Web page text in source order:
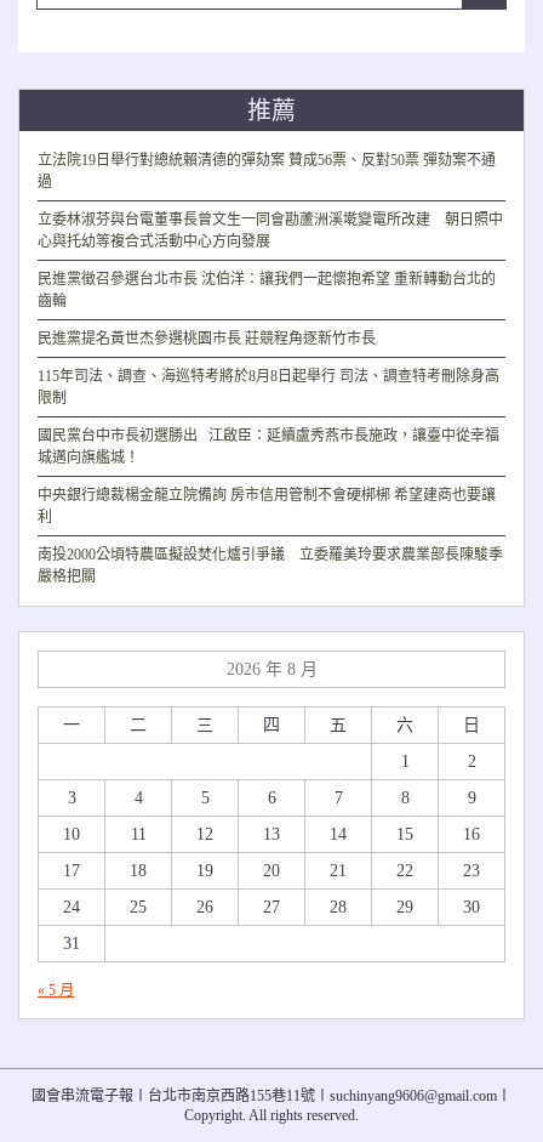
推薦
立法院19日舉行對總統賴清德的彈劾案 贊成56票、反對50票 彈劾案不通
過
立委林淑芬與台電董事長曾文生一同會勘蘆洲溪墘變電所改建 朝日照中
心與托幼等複合式活動中心方向發展
民進黨徵召參選台北市長 沈伯洋：讓我們一起懷抱希望 重新轉動台北的
齒輪
民進黨提名黃世杰參選桃園市長 莊競程角逐新竹市長
115年司法、調查、海巡特考將於8月8日起舉行 司法、調查特考刪除身高
限制
國民黨台中市長初選勝出 江啟臣：延續盧秀燕市長施政，讓臺中從幸福
城邁向旗艦城！
中央銀行總裁楊金龍立院備詢 房市信用管制不會硬梆梆 希望建商也要讓
利
南投2000公頃特農區擬設焚化爐引爭議 立委羅美玲要求農業部長陳駿季
嚴格把關
2026 年 8 月
一 二 三 四 五 六
日
1
2
3
4 5 6 7 8
9
10
11 12 13 14 15
16
17
18 19 20 21 22
23
24
25 26 27 28 29
30
31
« 5 月
國會串流電子報〡台北市南京西路155巷11號〡suchinyang9606@gmail.com〡
Copyright. All rights reserved.